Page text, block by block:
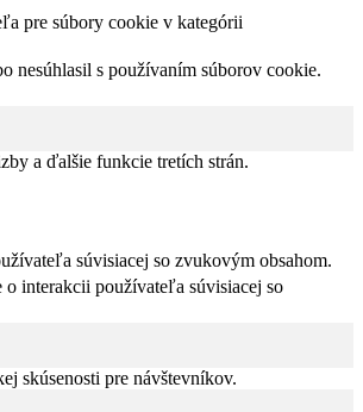
pre súbory cookie v kategórii
nesúhlasil s používaním súborov cookie.
a ďalšie funkcie tretích strán.
súvisiacej so zvukovým obsahom.
o interakcii používateľa súvisiacej so
skúsenosti pre návštevníkov.